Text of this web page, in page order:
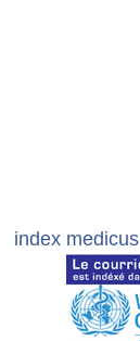
index medicus